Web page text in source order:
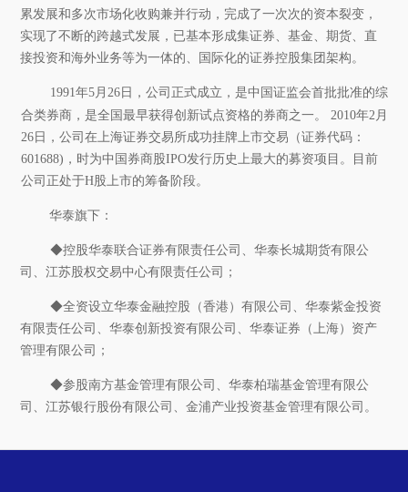
累发展和多次市场化收购兼并行动，完成了一次次的资本裂变，
实现了不断的跨越式发展，已基本形成集证券、基金、期货、直
接投资和海外业务等为一体的、国际化的证券控股集团架构。
1991年5月 26日，公司正式成立，是中国证监会首批批准的综
合类券商，是全国最早获得创新试点资格的券商之一。
2010年2月
26日，公司在上海证券交易所成功挂牌上市交易（证券代码：
601688) ，时为中国券商股IPO发行历史上最大的募资项目。目前
公司正处于H股上市的筹备阶段。
华泰旗下：
◆控股华泰联合证券有限责任公司、华泰长城期货有限公
司、江苏股权交易中心有限责任公司；
◆全资设立华泰金融控股（香港）有限公司、华泰紫金投资
有限责任公司、华泰创新投资有限公司、华泰证券（上海）资产
管理有限公司；
◆参股南方基金管理有限公司、华泰柏瑞基金管理有限公
司、江苏银行股份有限公司、金浦产业投资基金管理有限公司。